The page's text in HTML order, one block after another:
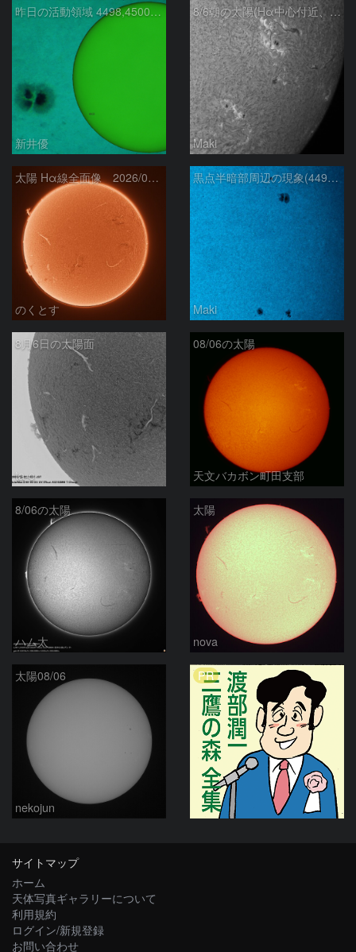
昨日の活動領域 4498,4500：2026/08/05
新井優
8/6朝の太陽(Hα中心付近、4498、4502付近)
Maki
太陽 Hα線全面像 2026/08/06
のくとす
黒点半暗部周辺の現象(4498、4502付近)8/6
Maki
8月6日の太陽面
ta-o
08/06の太陽
天文バカボン町田支部
8/06の太陽
ハム太
太陽
nova
太陽08/06
nekojun
PR
サイトマップ
ホーム
天体写真ギャラリーについて
利用規約
ログイン/新規登録
お問い合わせ